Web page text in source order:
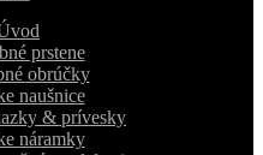
prstene
obrúčky
naušnice
& prívesky
náramky